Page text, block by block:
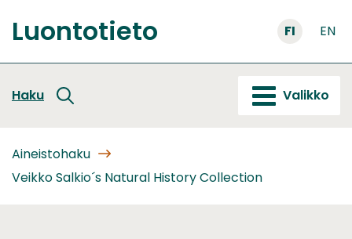
sisältöön
Etusivu
Luontotieto FI EN
Haku Valikko
Aineistohaku
Veikko Salkio´s Natural History Collection